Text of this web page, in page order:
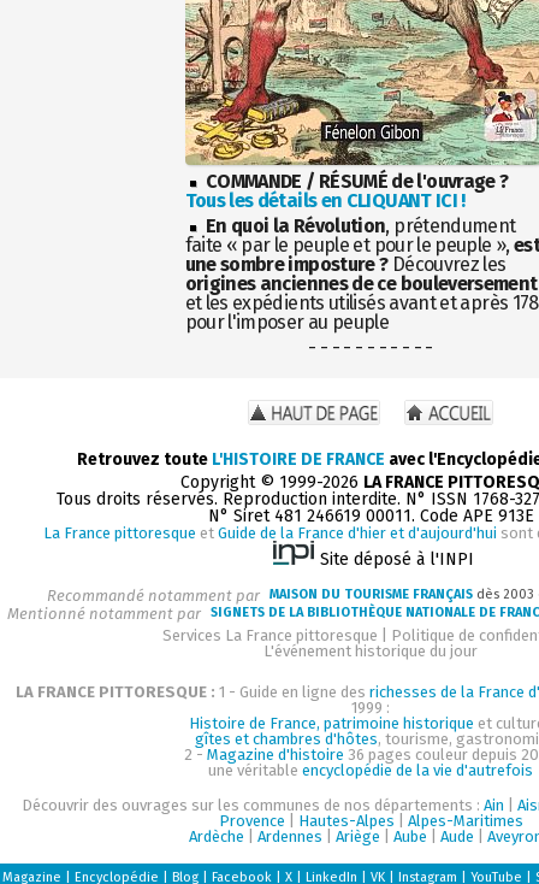
COMMANDE / RÉSUMÉ de l'ouvrage ?
Tous les détails en CLIQUANT ICI !
En quoi la Révolution, prétendument
faite « par le peuple et pour le peuple »,
une sombre imposture ?Découvrez les
origines anciennes de ce bouleversement
et les expédients utilisés avant et après
pour l'imposer au peuple
- - - - - - - - - - -
Retrouvez toute L'HISTOIRE DE FRANCE avec
Copyright © 1999-2026 LA FRANCE
Tous droits réservés. Reproduction interdite. N° ISSN 1768-
N° Siret 481 246619 00011. Code APE 913E
La France pittoresque et Guide de la France d'hier et d'aujourd'hui sont
Site déposé à l'INPI
Recommandé notamment par MAISON DU TOURISME FRANÇAIS dès
Mentionné notamment par SIGNETS DE LA BIBLIOTHÈQUE NATIONALE DE
Services La France pittoresque
Politique de
L'événement historique du jour
LA FRANCE PITTORESQUE : 1 - Guide en ligne des richesses de la France
1999 :
Histoire de France, patrimoine historique et
gîtes et chambres d'hôtes, tourisme,
2 - Magazine d'histoire 36 pages couleur depuis
une véritable encyclopédie de la vie d'autrefois
Découvrir des ouvrages sur les communes de nos départements : Ain
Provence
Hautes-Alpes
Alpes-Maritimes
Ardèche
Ardennes Ariège Aube Aude
Magazine Encyclopédie Blog| Facebook| X| LinkedIn VK| Instagram YouTube